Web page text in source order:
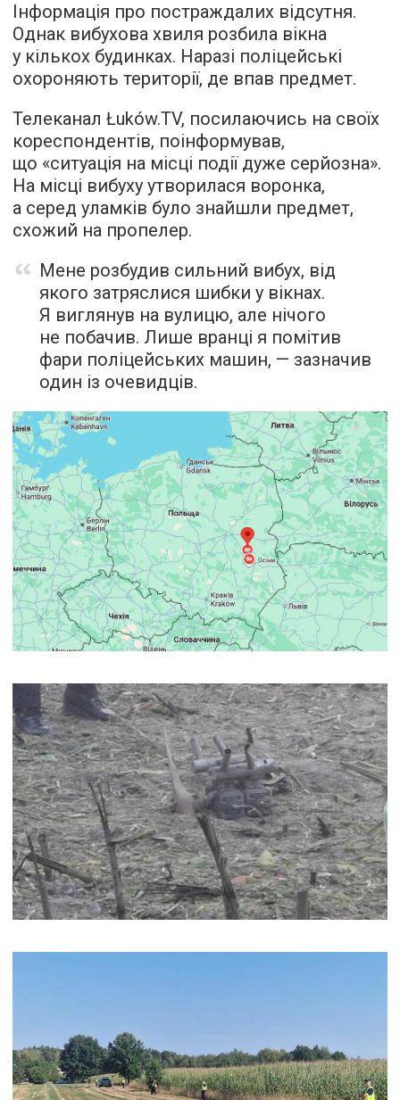
Інформація про постраждалих відсутня.
Однак вибухова хвиля розбила вікна
у кількох будинках. Наразі поліцейські
охороняють території, де впав предмет.
Телеканал Łuków.TV, посилаючись на своїх
кореспондентів, поінформував,
що «ситуація на місці події дуже серйозна».
На місці вибуху утворилася воронка,
а серед уламків було знайшли предмет,
схожий на пропелер.
Мене розбудив сильний вибух, від
якого затряслися шибки у вікнах.
Я виглянув на вулицю, але нічого
не побачив. Лише вранці я помітив
фари поліцейських машин, — зазначив
один із очевидців.